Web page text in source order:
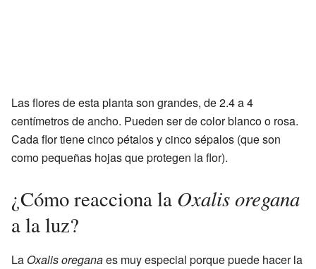
Las flores de esta planta son grandes, de 2.4 a 4
centímetros de ancho. Pueden ser de color blanco o rosa.
Cada flor tiene cinco pétalos y cinco sépalos (que son
como pequeñas hojas que protegen la flor).
¿Cómo reacciona la Oxalis oregana
a la luz?
La Oxalis oreganaes muy especial porque puede hacer la